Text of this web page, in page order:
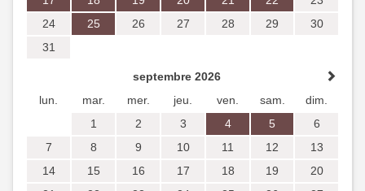
août 2026
lun.
mar. mer. jeu. ven. sam.
dim.
1
2